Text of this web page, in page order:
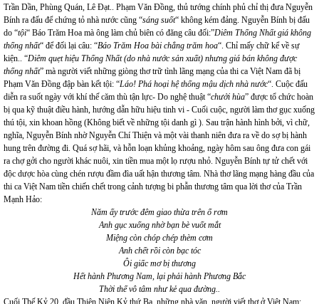
Trần Dần, Phùng Quán, Lê Đạt.. Phạm Văn Đồng, thủ tướng chính phủ chỉ thị đưa Nguyễn
Bính ra đấu để chứng tỏ nhà nước cũng “sáng suốt“ không kém đảng. Nguyễn Bính bị đấu
do “tội“ Báo Trăm Hoa mà ông làm chủ biên có đăng câu đối:”Diêm Thống Nhất giá không
thống nhất“ để đối lại câu: “Báo Trăm Hoa bài chẳng trăm hoa“. Chỉ mấy chữ kể về sự
kiện.. “Diêm quẹt hiệu Thống Nhất (do nhà nước sản xuất) nhưng giá bán không được
thống nhất” mà người viết những giòng thơ trữ tình lãng mạng của thi ca Việt Nam đã bị
Phạm Văn Đồng đập bàn kết tội: “Láo! Phá hoại hệ thống mậu dịch nhà nước“. Cuộc đấu
diễn ra suốt ngày với khí thế căm thù tận lực- Do nghệ thuật “chưởi hùa” được tổ chức hoàn
bị qua kỹ thuật điều hành, hướng dẫn hữu hiệu tinh vi - Cuối cuộc, người làm thơ gục xuống
thú tội, xin khoan hồng (Không biết về những tội danh gì ). Sau trận hành hình bởi, vì chữ,
nghĩa, Nguyễn Bính nhờ Nguyễn Chí Thiện và một vài thanh niên đưa ra về do sợ bị hành
hung trên đường đi. Quá sợ hãi, và hỗn loạn khủng khoảng, ngày hôm sau ông đưa con gái
ra chợ gởi cho người khác nuôi, xin tiền mua một lọ rượu nhỏ. Nguyễn Bính tự tử chết với
độc dược hòa cùng chén rượu đầm đìa uất hận thương tâm. Nhà thơ lãng mạng hàng đầu của
thi ca Việt Nam tiền chiến chết trong cảnh tượng bi phẫn thương tâm qua lời thơ của Trần
Mạnh Hảo:
Năm ấy trước đêm giao thừa trên ổ rơm
Anh gục xuống nhờ bạn bè vuốt mắt
Miệng còn chóp chép thèm cơm
Anh chết rồi còn bạc tóc
Ôi giấc mơ bị thương
Hết hành Phương Nam, lại phải hành Phương Bắc
Thời thế vô tâm như kẻ qua đường..
Cuối Thế Kỷ 20, đầu Thiên Niên Kỷ thứ Ba, những nhà văn, người viết thơ ở Việt Nam: